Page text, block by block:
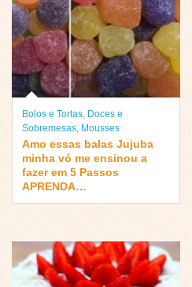
Bolos e Tortas Doces e
Sobremesas Mousses
Amo essas balas Jujuba
minha vó me ensinou a
fazer em 5 Passos
APRENDA…